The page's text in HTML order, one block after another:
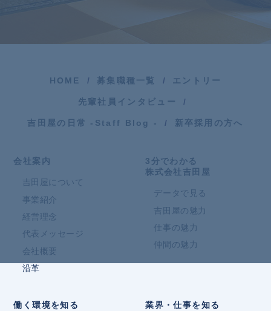
HOME 募集職種一覧 エントリー
先輩社員インタビュー
吉田屋の日常 -Staff Blog - 新卒採用の方へ
会社案内
吉田屋について
事業紹介
経営理念
代表メッセージ
会社概要
沿革
3分でわかる
株式会社吉田屋
データで見る
吉田屋の魅力
仕事の魅力
仲間の魅力
働く環境を知る 業界・仕事を知る